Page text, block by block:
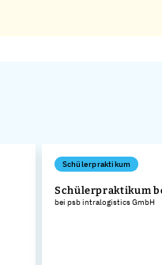
Schülerpraktikum
Schülerpraktikum
bei psb intralogistics GmbH